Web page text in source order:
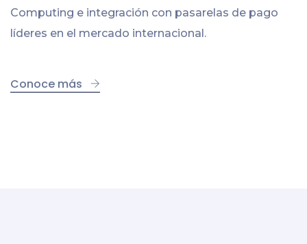
Computing e integración con pasarelas de pago
líderes en el mercado internacional.
Conoce más